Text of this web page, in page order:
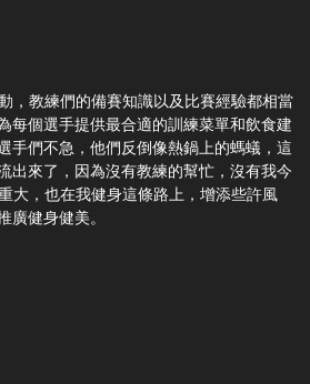
，教練們的備賽知識以及比賽經驗都相當
每個選手提供最合適的訓練菜單和飲食建
手們不急，他們反倒像熱鍋上的螞蟻，這
出來了，因為沒有教練的幫忙，沒有我今
大，也在我健身這條路上，增添些許風
廣健身健美。